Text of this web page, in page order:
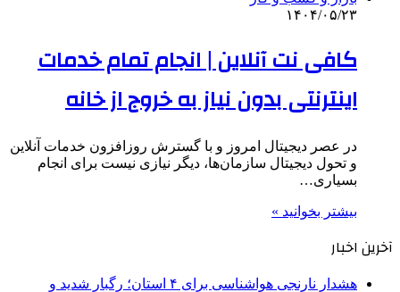
۱۴۰۴/۰۵/۲۳
کافی نت آنلاین | انجام تمام خدمات
اینترنتی بدون نیاز به خروج از خانه
در عصر دیجیتال امروز و با گسترش روزافزون خدمات آنلاین
و تحول دیجیتال سازمان‌ها، دیگر نیازی نیست برای انجام
بسیاری…
بیشتر بخوانید »
آخرین اخبار
هشدار نارنجی هواشناسی برای ۴ استان؛ رگبار شدید و